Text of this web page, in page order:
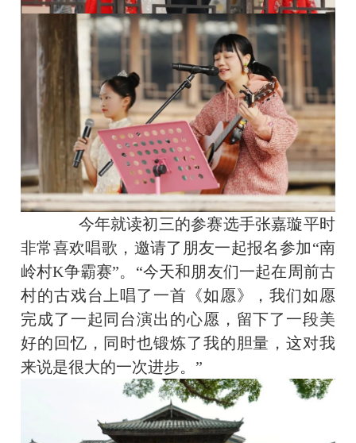
今年就读初三的参赛选手张嘉璇平时
非常喜欢唱歌，邀请了朋友一起报名参加“南
岭村K争霸赛”。“今天和朋友们一起在周前古
村的古戏台上唱了一首《如愿》，我们如愿
完成了一起同台演出的心愿，留下了一段美
好的回忆，同时也锻炼了我的胆量，这对我
来说是很大的一次进步。”